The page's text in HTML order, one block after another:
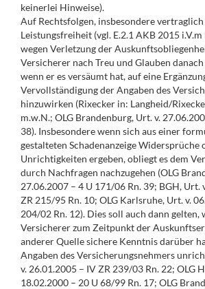
keinerlei Hinweise).
Auf Rechtsfolgen, insbesondere
Leistungsfreiheit (vgl. E.2.1 AKB 2015
wegen Verletzung der
Versicherer nach Treu und Glauben
wenn er es versäumt hat, auf eine
Vervollständigung der Angaben des
hinzuwirken (Rixecker in: Langheid/
m.w.N.; OLG Brandenburg, Urt. v.
38). Insbesondere wenn sich aus einer
gestalteten Schadenanzeige Widersprüche
Unrichtigkeiten ergeben, obliegt es dem
durch Nachfragen nachzugehen (OLG
27.06.2007 – 4 U 171/06 Rn. 39; BGH, Urt.
ZR 215/95 Rn. 10; OLG Karlsruhe, Urt. v.
204/02 Rn. 12). Dies soll auch dann gelten,
Versicherer zum Zeitpunkt der
anderer Quelle sichere Kenntnis darüber
Angaben des Versicherungsnehmers
v. 26.01.2005 – IV ZR 239/03 Rn. 22; OLG
18.02.2000 – 20 U 68/99 Rn. 17; OLG